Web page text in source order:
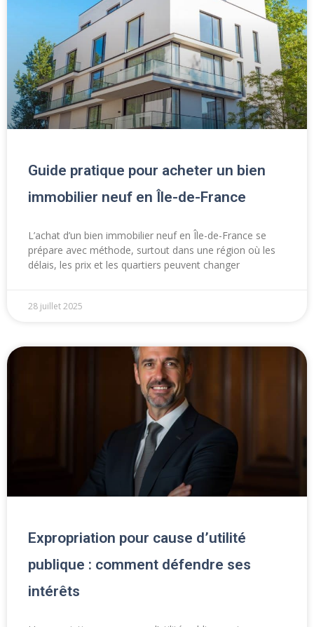
Guide pratique pour acheter un bien
immobilier neuf en Île-de-France
L’achat d’un bien immobilier neuf en Île-de-France se
prépare avec méthode, surtout dans une région où les
délais, les prix et les quartiers peuvent changer
28 juillet 2025
Expropriation pour cause d’utilité
publique : comment défendre ses
intérêts